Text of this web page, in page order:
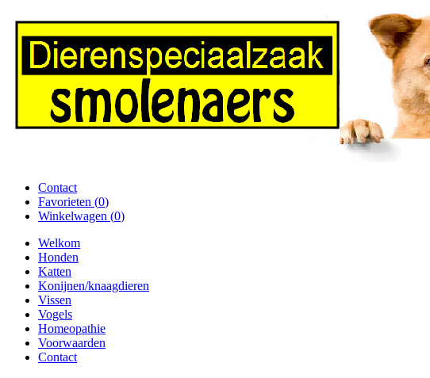
Contact
Favorieten (0)
Winkelwagen (0)
Welkom
Honden
Katten
Konijnen/knaagdieren
Vissen
Vogels
Homeopathie
Voorwaarden
Contact